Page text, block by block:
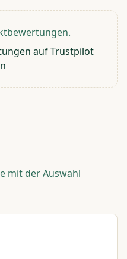
auf Trustpilot
mit der Auswahl